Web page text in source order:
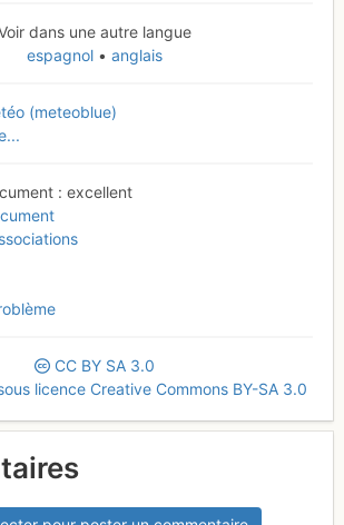
dans une autre langue
espagnol
anglais
(meteoblue)
excellent
CC BY SA 3.0
licence Creative Commons BY-SA 3.0